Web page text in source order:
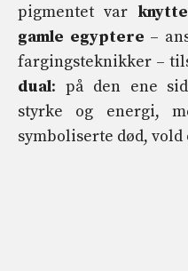
pigmentet var
gamle egyptere –
fargingsteknikker –
dual: på den ene
styrke og energi,
symboliserte død, vold